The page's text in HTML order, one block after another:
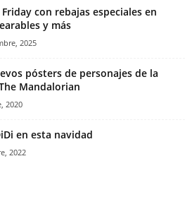
con rebajas especiales en
y más
2025
pósters de personajes de la
Mandalorian
2020
en esta navidad
2022